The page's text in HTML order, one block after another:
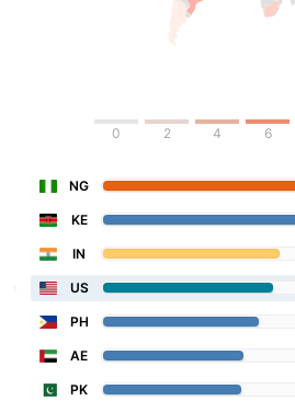
0 2 4 6
NG
KE
IN
US
PH
AE
PK